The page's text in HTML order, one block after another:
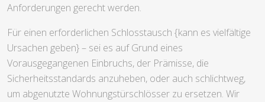
Anforderungen gerecht werden.
Für einen erforderlichen Schlosstausch {kann es vielfältige
Ursachen geben} – sei es auf Grund eines
Vorausgegangenen Einbruchs, der Prämisse, die
Sicherheitsstandards anzuheben, oder auch schlichtweg,
um abgenutzte Wohnungstürschlösser zu ersetzen. Wir